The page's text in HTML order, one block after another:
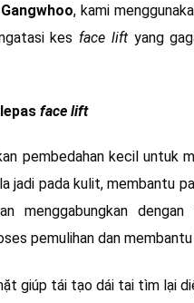
Gangwhoo, kami
kes face liftyang
face lift
pembedahan kecil untuk
jadi pada kulit, membantu
menggabungkan
pemulihan dan